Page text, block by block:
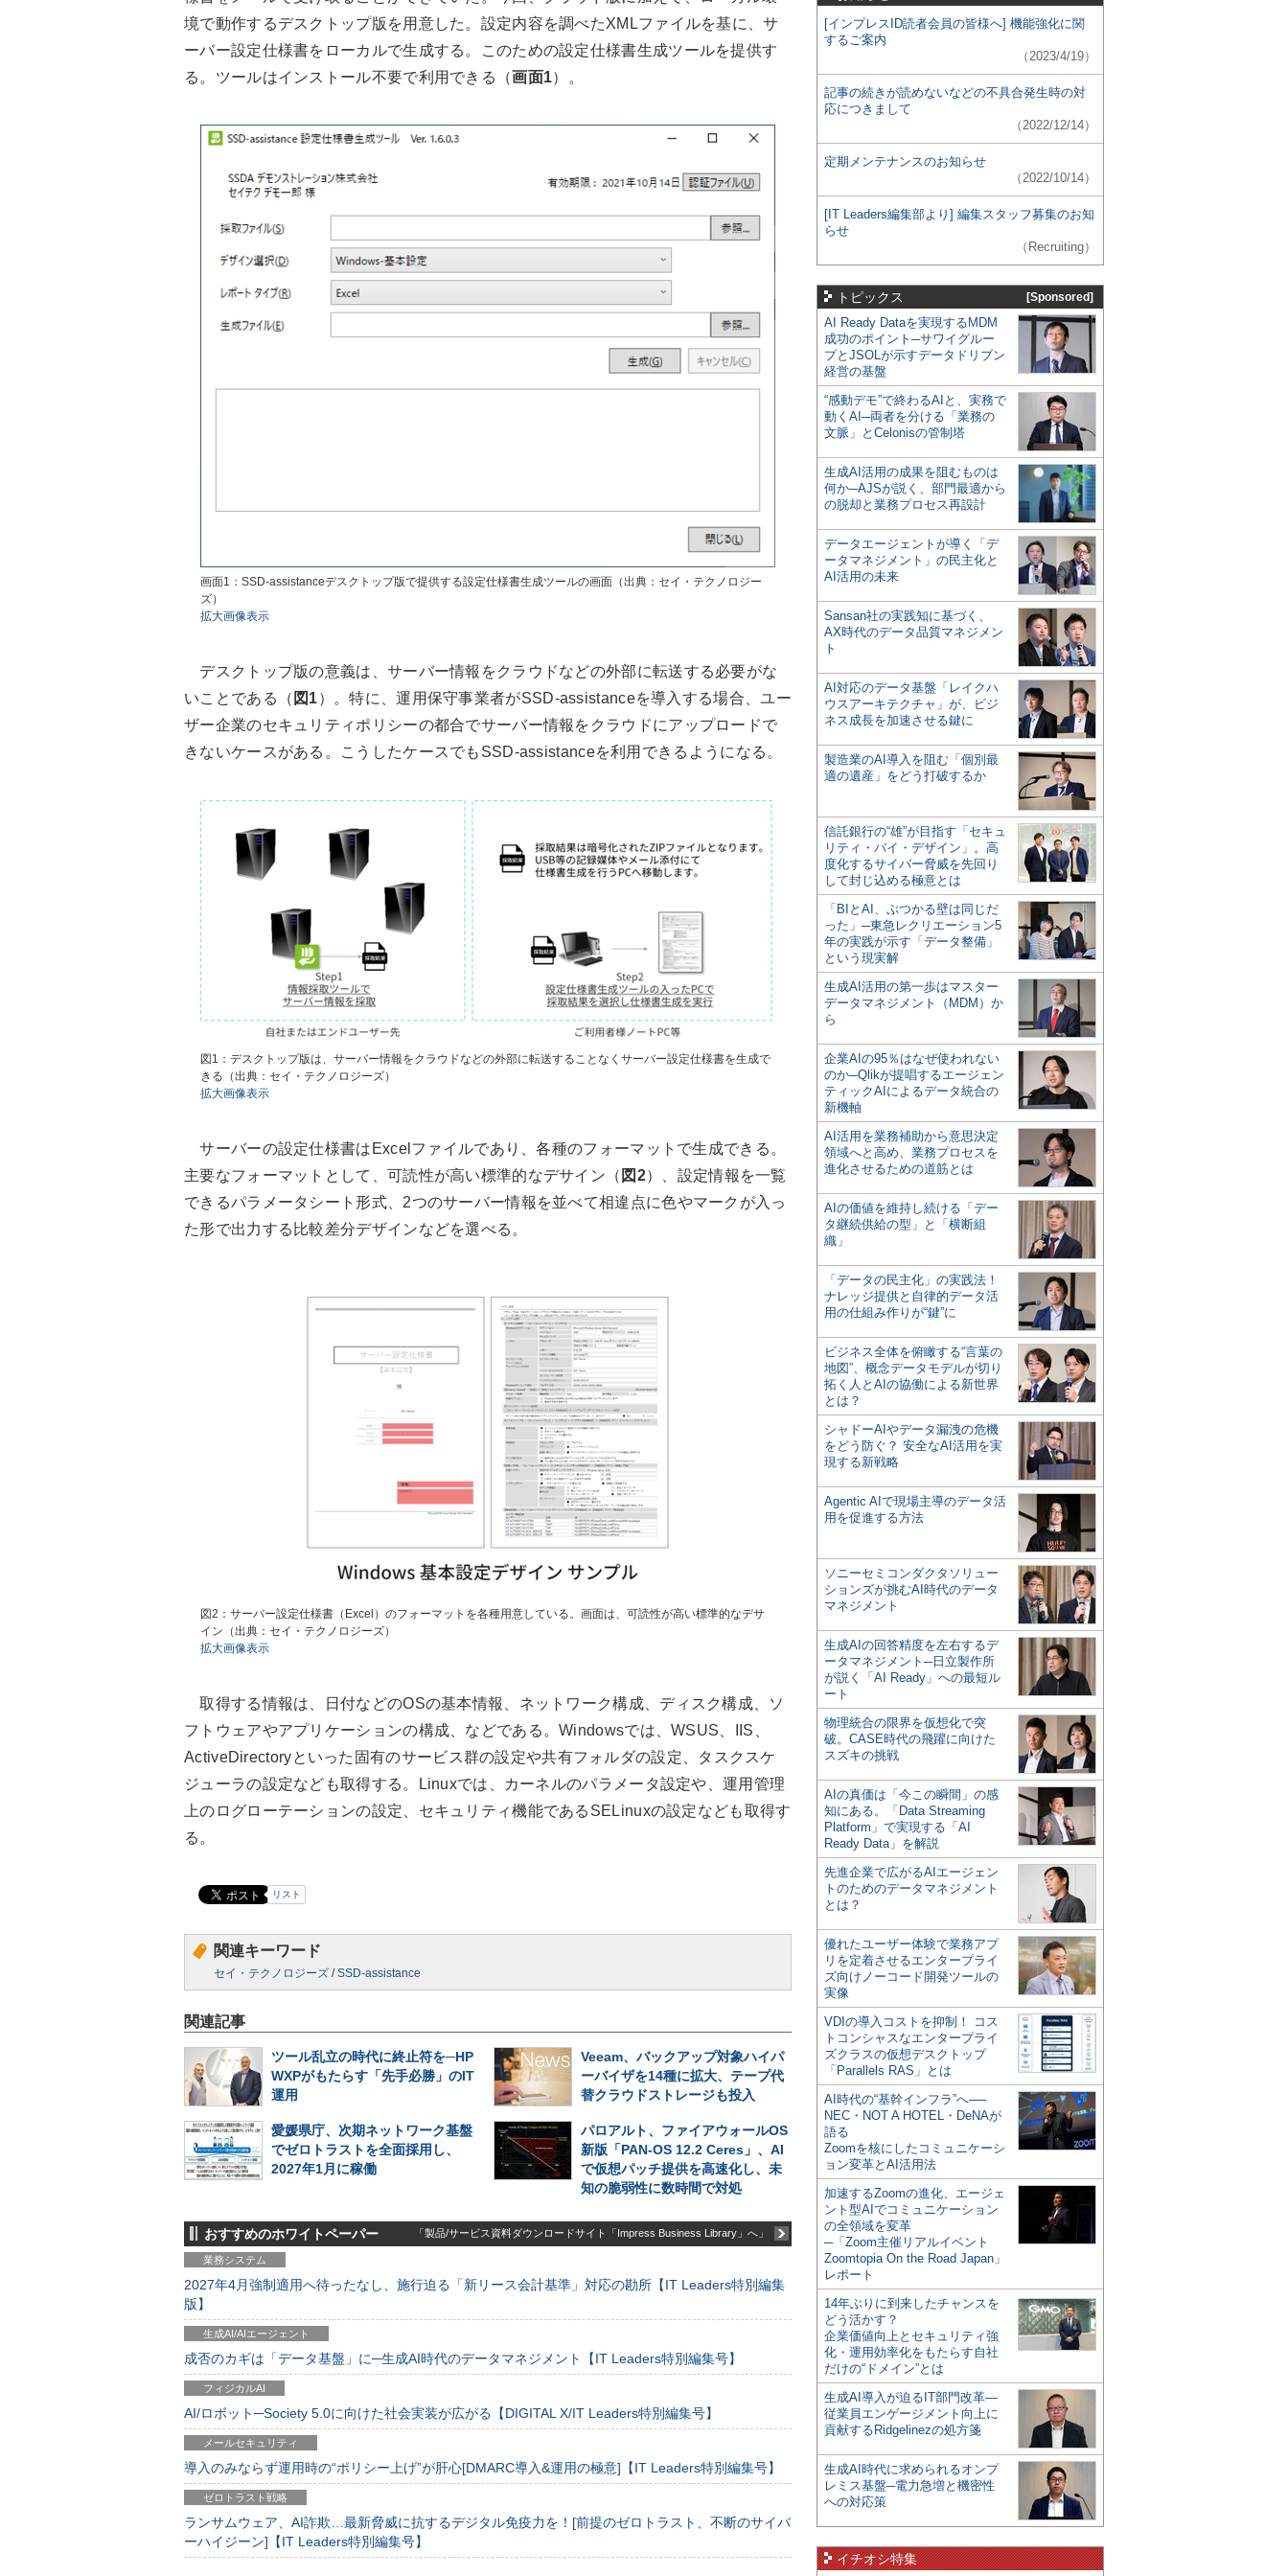
境で動作するデスクトップ版を用意した。設定内容を調べたXMLファイルを基に、サ
ーバー設定仕様書をローカルで生成する。このための設定仕様書生成ツールを提供す
る。ツールはインストール不要で利用できる（画面1）。
画面1：SSD-assistanceデスクトップ版で提供する設定仕様書生成ツールの画面（出典：セイ・テクノロジー
ズ）
拡大画像表示
デスクトップ版の意義は、サーバー情報をクラウドなどの外部に転送する必要がな
いことである（ 図1）。特に、運用保守事業者がSSD-assistanceを導入する場合、ユー
ザー企業のセキュリティポリシーの都合でサーバー情報をクラウドにアップロードで
きないケースがある。こうしたケースでもSSD-assistanceを利用できるようになる。
図1：デスクトップ版は、サーバー情報をクラウドなどの外部に転送することなくサーバー設定仕様書を生成で
きる（出典：セイ・テクノロジーズ）
拡大画像表示
サーバーの設定仕様書はExcelファイルであり、各種のフォーマットで生成できる。
主要なフォーマットとして、可読性が高い標準的なデサイン（ 図2）、設定情報を一覧
できるパラメータシート形式、2つのサーバー情報を並べて相違点に色やマークが入っ
た形で出力する比較差分デザインなどを選べる。
図2：サーバー設定仕様書（Excel）のフォーマットを各種用意している。画面は、可読性が高い標準的なデサ
イン（出典：セイ・テクノロジーズ）
拡大画像表示
取得する情報は、日付などのOSの基本情報、ネットワーク構成、ディスク構成、ソ
フトウェアやアプリケーションの構成、などである。Windowsでは、WSUS、IIS、
ActiveDirectoryといった固有のサービス群の設定や共有フォルダの設定、タスクスケ
ジューラの設定なども取得する。Linuxでは、カーネルのパラメータ設定や、運用管理
上のログローテーションの設定、セキュリティ機能であるSELinuxの設定なども取得す
る。
リスト
関連キーワード
セイ・テクノロジーズ /SSD-assistance
関連記事
ツール乱立の時代に終止符を─HP
WXPがもたらす「先手必勝」のIT
運用
Veeam、バックアップ対象ハイパ
ーバイザを14種に拡大、テープ代
替クラウドストレージも投入
愛媛県庁、次期ネットワーク基盤
でゼロトラストを全面採用し、
2027年1月に稼働
パロアルト、ファイアウォールOS
新版「PAN-OS 12.2 Ceres」、AI
で仮想パッチ提供を高速化し、未
知の脆弱性に数時間で対処
おすすめのホワイトペーパー 「製品/サービス資料ダウンロードサイト「Impress Business Library」へ」
業務システム
2027年4月強制適用へ待ったなし、施行迫る「新リース会計基準」対応の勘所【IT Leaders特別編集
版】
生成AI/AIエージェント
成否のカギは「データ基盤」に─生成AI時代のデータマネジメント【IT Leaders特別編集号】
フィジカルAI
AI/ロボット─Society 5.0に向けた社会実装が広がる【DIGITAL X/IT Leaders特別編集号】
メールセキュリティ
導入のみならず運用時の“ポリシー上げ”が肝心[DMARC導入&運用の極意]【IT Leaders特別編集号】
ゼロトラスト戦略
ランサムウェア、AI詐欺…最新脅威に抗するデジタル免疫力を！[前提のゼロトラスト、不断のサイバ
ーハイジーン]【IT Leaders特別編集号】
[インプレスID読者会員の皆様へ] 機能強化に関
するご案内
（2023/4/19）
記事の続きが読めないなどの不具合発生時の対
応につきまして
（2022/12/14）
定期メンテナンスのお知らせ
（2022/10/14）
[IT Leaders編集部より] 編集スタッフ募集のお知
らせ
（Recruiting）
トピックス [Sponsored]
AI Ready Dataを実現するMDM
成功のポイント─サワイグルー
プとJSOLが示すデータドリブン
経営の基盤
“感動デモ”で終わるAIと、実務で
動くAI─両者を分ける「業務の
文脈」とCelonisの管制塔
生成AI活用の成果を阻むものは
何か─AJSが説く、部門最適から
の脱却と業務プロセス再設計
データエージェントが導く「デ
ータマネジメント」の民主化と
AI活用の未来
Sansan社の実践知に基づく、
AX時代のデータ品質マネジメン
ト
AI対応のデータ基盤「レイクハ
ウスアーキテクチャ」が、ビジ
ネス成長を加速させる鍵に
製造業のAI導入を阻む「個別最
適の遺産」をどう打破するか
信託銀行の“雄”が目指す「セキュ
リティ・バイ・デザイン」。高
度化するサイバー脅威を先回り
して封じ込める極意とは
「BIとAI、ぶつかる壁は同じだ
った」─東急レクリエーション5
年の実践が示す「データ整備」
という現実解
生成AI活用の第一歩はマスター
データマネジメント（MDM）か
ら
企業AIの95％はなぜ使われない
のか─Qlikが提唱するエージェン
ティックAIによるデータ統合の
新機軸
AI活用を業務補助から意思決定
領域へと高め、業務プロセスを
進化させるための道筋とは
AIの価値を維持し続ける「デー
タ継続供給の型」と「横断組
織」
「データの民主化」の実践法！
ナレッジ提供と自律的データ活
用の仕組み作りが“鍵”に
ビジネス全体を俯瞰する“言葉の
地図”、概念データモデルが切り
拓く人とAIの協働による新世界
とは？
シャドーAIやデータ漏洩の危機
をどう防ぐ？ 安全なAI活用を実
現する新戦略
Agentic AIで現場主導のデータ活
用を促進する方法
ソニーセミコンダクタソリュー
ションズが挑むAI時代のデータ
マネジメント
生成AIの回答精度を左右するデ
ータマネジメント─日立製作所
が説く「AI Ready」への最短ル
ート
物理統合の限界を仮想化で突
破。CASE時代の飛躍に向けた
スズキの挑戦
AIの真価は「今この瞬間」の感
知にある。「Data Streaming
Platform」で実現する「AI
Ready Data」を解説
先進企業で広がるAIエージェン
トのためのデータマネジメント
とは？
優れたユーザー体験で業務アプ
リを定着させるエンタープライ
ズ向けノーコード開発ツールの
実像
VDIの導入コストを抑制！ コス
トコンシャスなエンタープライ
ズクラスの仮想デスクトップ
「Parallels RAS」とは
AI時代の“基幹インフラ”へ──
NEC・NOT A HOTEL・DeNAが
語る
Zoomを核にしたコミュニケーシ
ョン変革とAI活用法
加速するZoomの進化、エージェ
ント型AIでコミュニケーション
の全領域を変革
─「Zoom主催リアルイベント
Zoomtopia On the Road Japan」
レポート
14年ぶりに到来したチャンスを
どう活かす？
企業価値向上とセキュリティ強
化・運用効率化をもたらす自社
だけの“ドメイン”とは
生成AI導入が迫るIT部門改革―
従業員エンゲージメント向上に
貢献するRidgelinezの処方箋
生成AI時代に求められるオンプ
レミス基盤─電力急増と機密性
への対応策
イチオシ特集